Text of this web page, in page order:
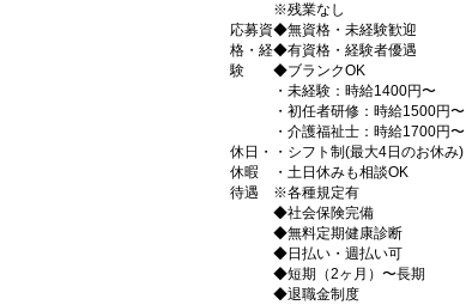
※残業なし
応募資
格・経
験
◆無資格・未経験歓迎
◆有資格・経験者優遇
◆ブランクOK
・未経験：時給1400円〜
・初任者研修：時給1500円〜
・介護福祉士：時給1700円〜
休日・
休暇
・シフト制(最大4日のお休み)
・土日休みも相談OK
待遇
※各種規定有
◆社会保険完備
◆無料定期健康診断
◆日払い・週払い可
◆短期（2ヶ月）〜長期
◆退職金制度